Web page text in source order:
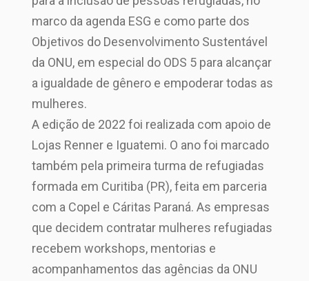
marco da agenda ESG e como parte dos
Objetivos do Desenvolvimento Sustentável
da ONU, em especial do ODS 5 para alcançar
a igualdade de gênero e empoderar todas as
mulheres.
A edição de 2022 foi realizada com apoio de
Lojas Renner e Iguatemi. O ano foi marcado
também pela primeira turma de refugiadas
formada em Curitiba (PR), feita em parceria
com a Copel e Cáritas Paraná. As empresas
que decidem contratar mulheres refugiadas
recebem workshops, mentorias e
acompanhamentos das agências da ONU